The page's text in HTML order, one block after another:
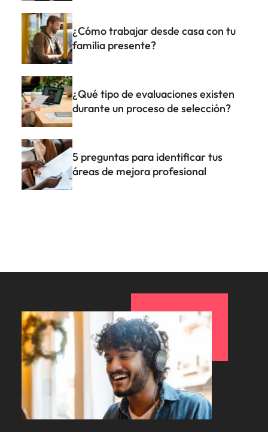
¿Cómo trabajar desde casa con tu
familia presente?
¿Qué tipo de evaluaciones existen
durante un proceso de selección?
5 preguntas para identificar tus
áreas de mejora profesional